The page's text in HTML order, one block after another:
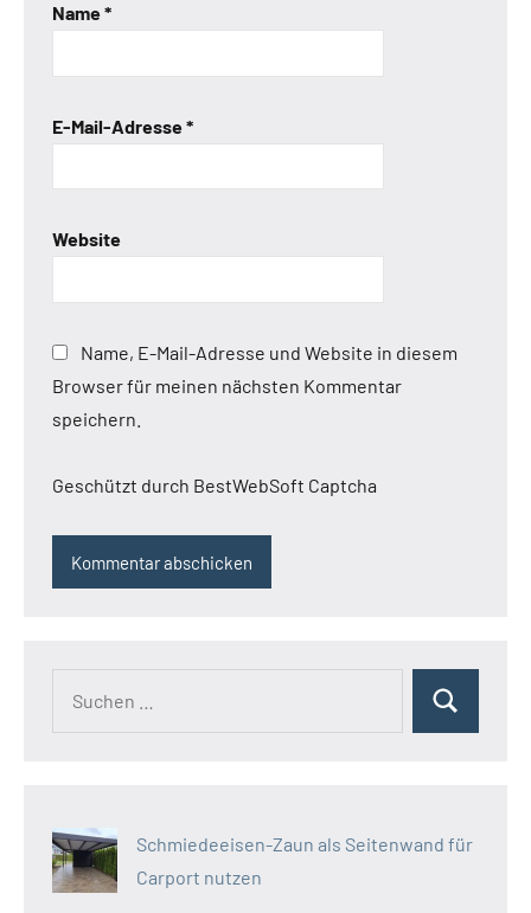
Name*
E-Mail-Adresse*
Website
Name, E-Mail-Adresse und Website in diesem
Browser für meinen nächsten Kommentar
speichern.
Geschützt durch BestWebSoft Captcha
Suchen
Schmiedeeisen-Zaun als Seitenwand für
Carport nutzen